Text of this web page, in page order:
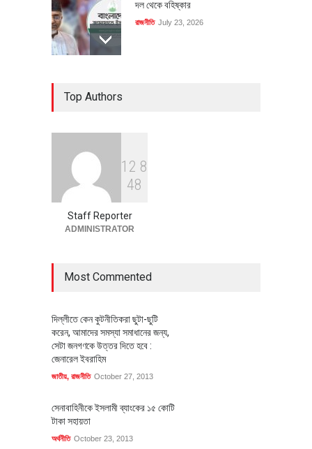
দল থেকে বহিষ্কার
রাজনীতি July 23, 2026
বৈশ্বিক প্রতিযোগিতা সক্ষমতা বাড়াতে
পোশাক শিল্পে নতুন উদ্যোগ
Top Authors
1 2 8
48
Staff Reporter
ADMINISTRATOR
Most Commented
দিল্লীতে কেন কুটনীতিকরা ছুটা-ছুটি
করেন, আমাদের সমস্যা সমাধানের জন্য,
সেটা জনগণকে উত্তর দিতে হবে :
জেনারেল ইবরাহিম
জাতীয়, রাজনীতি October 27, 2013
সেনাবাহিনীকে ইসলামী ব্যাংকের ১৫ কোটি
টাকা সহায়তা
অর্থনীতি October 23, 2013